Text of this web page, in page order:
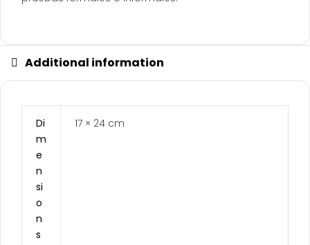
Additional information
Di
m
e
n
si
o
n
s
17 × 24 cm